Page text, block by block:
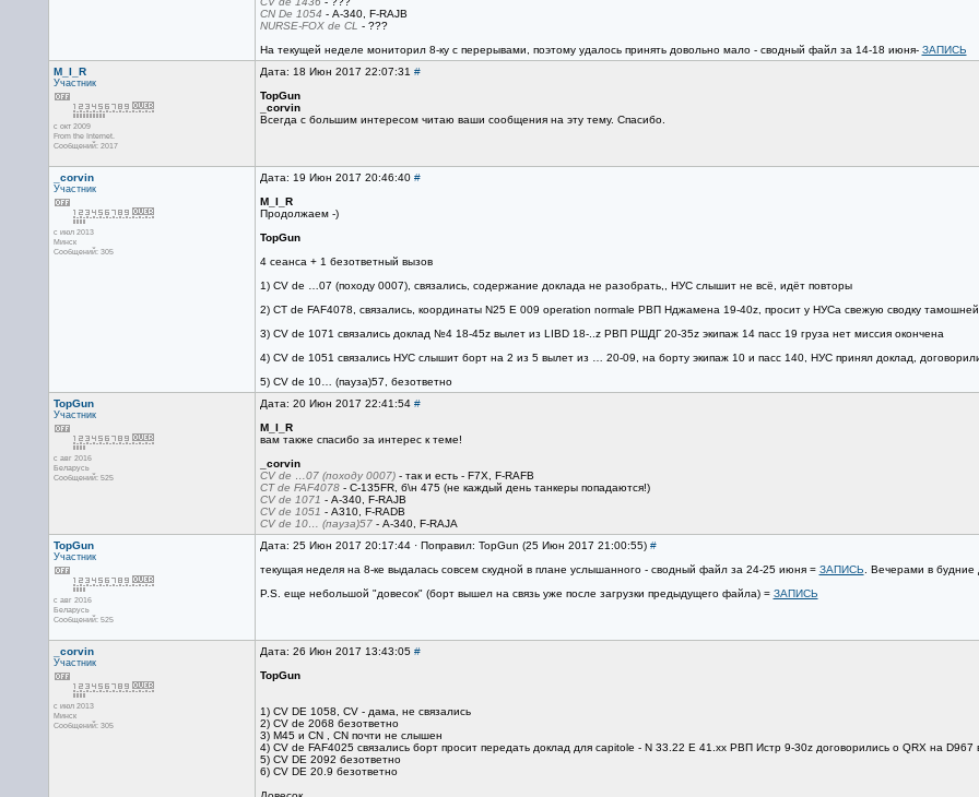
CN De 1054 - А-340, F-RAJВ
NURSE-FOX de CL - ???
На текущей неделе мониторил 8-ку с перерывами, поэтому удалось принять довольно мало - сводный файл за 14-18 июня- ЗАПИСЬ
M_I_R
Участник
с окт 2009
From the Internet.
Сообщений: 2017
Дата: 18 Июн 2017 22:07:31 #
TopGun
_corvin
Всегда с большим интересом читаю ваши сообщения на эту тему. Спасибо.
_corvin
Участник
с июл 2013
Минск
Сообщений: 305
Дата: 19 Июн 2017 20:46:40 #
M_I_R
Продолжаем -)
TopGun
4 сеанса + 1 безответный вызов
1) CV de …07 (походу 0007), связались, содержание доклада не разобрать,, НУС слышит не всё, идёт повторы
2) CT de FAF4078, связались, координаты N25 E 009 operation normale РВП Нджамена 19-40z, просит у НУСа свежую сводку
3) СV de 1071 связались доклад №4 18-45z вылет из LIBD 18-..z РВП РШДГ 20-35z экипаж 14 пасс 19 груза нет миссия окончена
4) CV de 1051 связались НУС слышит борт на 2 из 5 вылет из … 20-09, на борту экипаж 10 и пасс 140, НУС принял доклад,
5) CV de 10… (пауза)57, безответно
TopGun
Участник
с авг 2016
Беларусь
Сообщений: 525
Дата: 20 Июн 2017 22:41:54 #
M_I_R
вам также спасибо за интерес к теме!
_corvin
CV de …07 (походу 0007)- так и есть - F7X, F-RAFB
CT de FAF4078- C-135FR, б\н 475 (не каждый день танкеры попадаются!)
СV de 1071 - А-340, F-RAJВ
CV de 1051 - А310, F-RADВ
CV de 10… (пауза)57- А-340, F-RAJА
TopGun
Участник
с авг 2016
Беларусь
Сообщений: 525
Дата: 25 Июн 2017 20:17:44 · Поправил: TopGun (25 Июн 2017 21:00:55) #
текущая неделя на 8-ке выдалась совсем скудной в плане услышанного - сводный файл за 24-25 июня = ЗАПИСЬ . Вечерами в
P.S. еще небольшой "довесок" (борт вышел на связь уже после загрузки предыдущего файла) = ЗАПИСЬ
_corvin
Участник
с июл 2013
Минск
Сообщений: 305
Дата: 26 Июн 2017 13:43:05 #
TopGun
1) CV DE 1058, CV - дама, не связались
2) CV de 2068 безответно
3) M45 и CN , CN почти не слышен
4) СV de FAF4025 связались борт просит передать доклад для capitole - N 33.22 E 41.xx РВП Истр 9-30z договорились о QRX на D967
5) CV DE 2092 безответно
6) CV DE 20.9 безответно